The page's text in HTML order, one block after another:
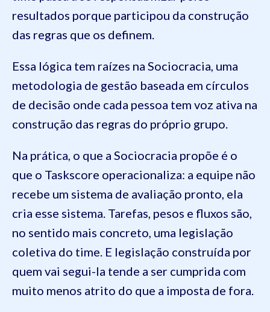
resultados porque participou da construção
das regras que os definem.
Essa lógica tem raízes na Sociocracia, uma
metodologia de gestão baseada em círculos
de decisão onde cada pessoa tem voz ativa na
construção das regras do próprio grupo.
Na prática, o que a Sociocracia propõe é o
que o Taskscore operacionaliza: a equipe não
recebe um sistema de avaliação pronto, ela
cria esse sistema. Tarefas, pesos e fluxos são,
no sentido mais concreto, uma legislação
coletiva do time. E legislação construída por
quem vai segui-la tende a ser cumprida com
muito menos atrito do que a imposta de fora.